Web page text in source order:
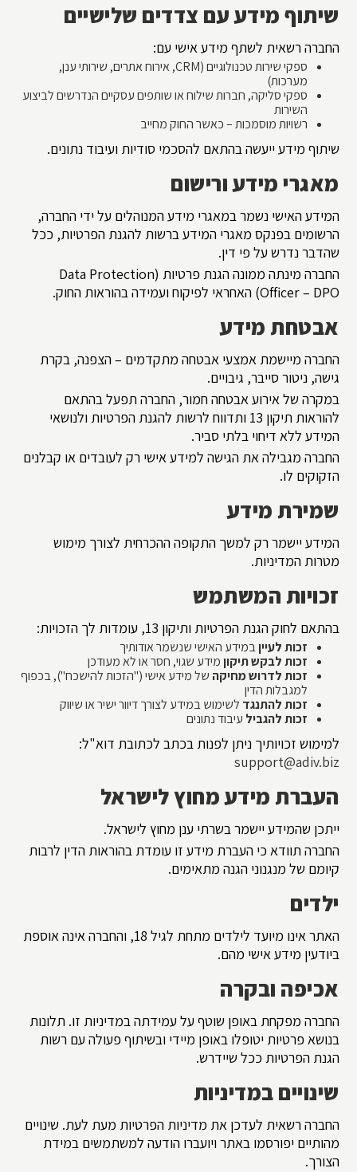
שיתוף מידע עם צדדים שלישיים
החברה רשאית לשתף מידע אישי עם:
ספקי שירות טכנולוגיים (CRM, אירוח אתרים, שירותי ענן,
מערכות)
ספקי סליקה, חברות שילוח או שותפים עסקיים הנדרשים לביצוע
השירות
רשויות מוסמכות – כאשר החוק מחייב
שיתוף מידע ייעשה בהתאם להסכמי סודיות ועיבוד נתונים.
מאגרי מידע ורישום
המידע האישי נשמר במאגרי מידע המנוהלים על ידי החברה,
הרשומים בפנקס מאגרי המידע ברשות להגנת הפרטיות, ככל
שהדבר נדרש על פי דין.
החברה מינתה ממונה הגנת פרטיות (Data Protection
Officer – DPO) האחראי לפיקוח ועמידה בהוראות החוק.
אבטחת מידע
החברה מיישמת אמצעי אבטחה מתקדמים – הצפנה, בקרת
גישה, ניטור סייבר, גיבויים.
במקרה של אירוע אבטחה חמור, החברה תפעל בהתאם
להוראות תיקון 13 ותדווח לרשות להגנת הפרטיות ולנושאי
המידע ללא דיחוי בלתי סביר.
החברה מגבילה את הגישה למידע אישי רק לעובדים או קבלנים
הזקוקים לו.
שמירת מידע
המידע יישמר רק למשך התקופה ההכרחית לצורך מימוש
מטרות המדיניות.
זכויות המשתמש
בהתאם לחוק הגנת הפרטיות ותיקון 13, עומדות לך הזכויות:
זכות לעייןבמידע האישי שנשמר אודותיך
זכות לבקש תיקוןמידע שגוי, חסר או לא מעודכן
זכות לדרוש מחיקה של מידע אישי ("הזכות להישכח"), בכפוף
למגבלות הדין
זכות להתנגד לשימוש במידע לצורך דיוור ישיר או שיווק
זכות להגביל עיבוד נתונים
למימוש זכויותיך ניתן לפנות בכתב לכתובת דוא"ל:
support@adiv.biz
העברת מידע מחוץ לישראל
ייתכן שהמידע יישמר בשרתי ענן מחוץ לישראל.
החברה תוודא כי העברת מידע זו עומדת בהוראות הדין לרבות
קיומם של מנגנוני הגנה מתאימים.
ילדים
האתר אינו מיועד לילדים מתחת לגיל 18, והחברה אינה אוספת
ביודעין מידע אישי מהם.
אכיפה ובקרה
החברה מפקחת באופן שוטף על עמידתה במדיניות זו. תלונות
בנושא פרטיות יטופלו באופן מיידי ובשיתוף פעולה עם רשות
הגנת הפרטיות ככל שיידרש.
שינויים במדיניות
החברה רשאית לעדכן את מדיניות הפרטיות מעת לעת. שינויים
מהותיים יפורסמו באתר ויועברו הודעה למשתמשים במידת
הצורך.